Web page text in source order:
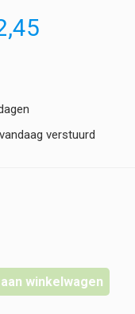
verstuurd
winkelwagen